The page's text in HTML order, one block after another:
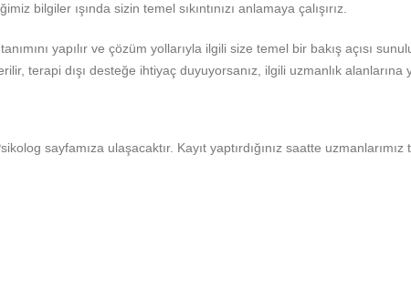
bilgiler ışında sizin temel sıkıntınızı anlamaya çalışırız.
yapılır ve çözüm yollarıyla ilgili size temel bir bakış açısı
terapi dışı desteğe ihtiyaç duyuyorsanız, ilgili uzmanlık alanlarına
sayfamıza ulaşacaktır. Kayıt yaptırdığınız saatte uzmanlarımız